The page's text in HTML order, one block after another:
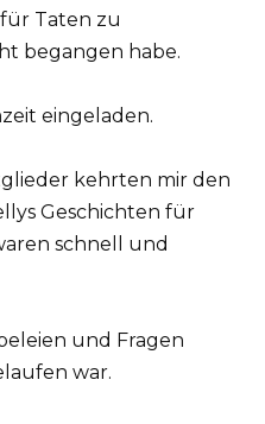
Taten zu
begangen habe.
eingeladen.
kehrten mir den
Geschichten für
schnell und
und Fragen
war.